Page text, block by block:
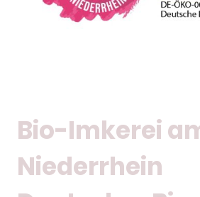
Bio-Imkerei
Niederrhein